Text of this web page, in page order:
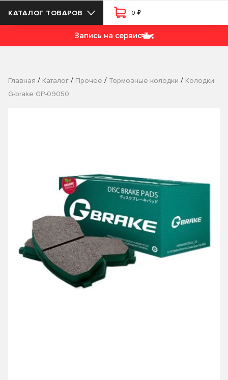
КАТАЛОГ ТОВАРОВ 0 ₽
Запись на сервис
Главная / Каталог / Прочее / Тормозные колодки / Колодки
G-brake GP-09050